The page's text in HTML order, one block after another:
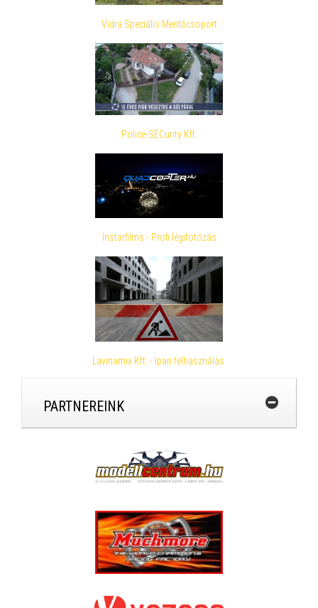
Vidra Speciális Mentőcsoport
Police-SECurity Kft.
Instarfilms - Profi légifotózás
Lavinamix Kft. - Ipari felhasználás
PARTNEREINK